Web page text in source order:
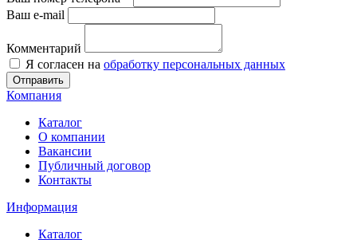
Ваш e-mail
Комментарий
Я согласен на обработку персональных данных
Отправить
Компания
Каталог
О компании
Вакансии
Публичный договор
Контакты
Информация
Каталог